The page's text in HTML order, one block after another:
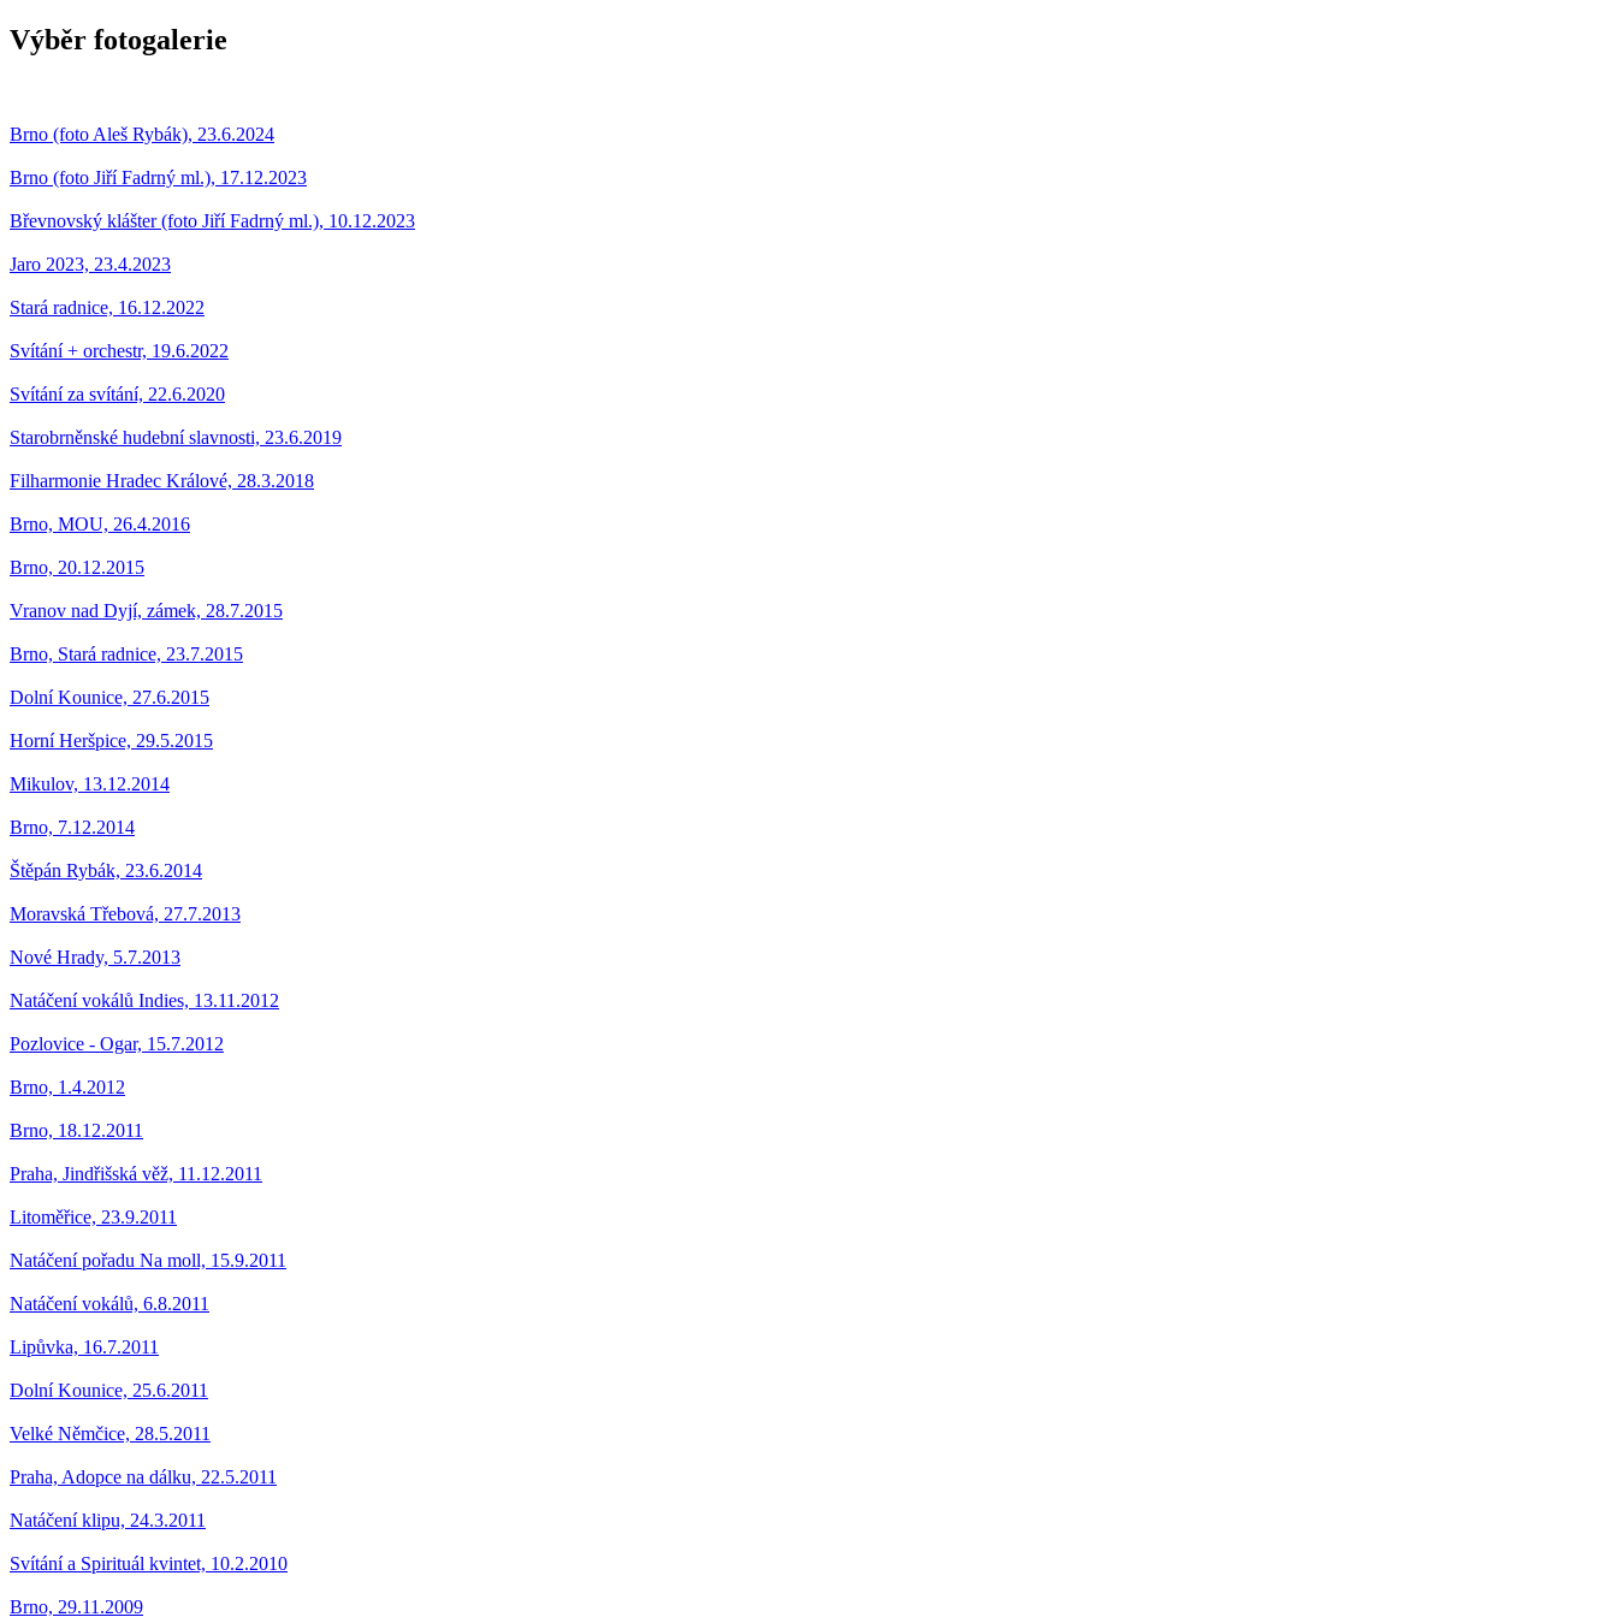
Výběr fotogalerie
Brno (foto Aleš Rybák), 23.6.2024
Brno (foto Jiří Fadrný ml.), 17.12.2023
Břevnovský klášter (foto Jiří Fadrný ml.), 10.12.2023
Jaro 2023, 23.4.2023
Stará radnice, 16.12.2022
Svítání + orchestr, 19.6.2022
Svítání za svítání, 22.6.2020
Starobrněnské hudební slavnosti, 23.6.2019
Filharmonie Hradec Králové, 28.3.2018
Brno, MOU, 26.4.2016
Brno, 20.12.2015
Vranov nad Dyjí, zámek, 28.7.2015
Brno, Stará radnice, 23.7.2015
Dolní Kounice, 27.6.2015
Horní Heršpice, 29.5.2015
Mikulov, 13.12.2014
Brno, 7.12.2014
Štěpán Rybák, 23.6.2014
Moravská Třebová, 27.7.2013
Nové Hrady, 5.7.2013
Natáčení vokálů Indies, 13.11.2012
Pozlovice - Ogar, 15.7.2012
Brno, 1.4.2012
Brno, 18.12.2011
Praha, Jindřišská věž, 11.12.2011
Litoměřice, 23.9.2011
Natáčení pořadu Na moll, 15.9.2011
Natáčení vokálů, 6.8.2011
Lipůvka, 16.7.2011
Dolní Kounice, 25.6.2011
Velké Němčice, 28.5.2011
Praha, Adopce na dálku, 22.5.2011
Natáčení klipu, 24.3.2011
Svítání a Spirituál kvintet, 10.2.2010
Brno, 29.11.2009